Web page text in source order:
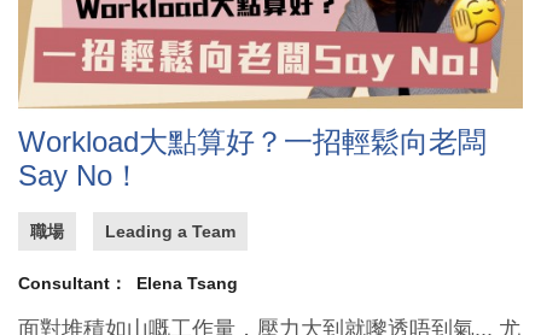
Workload大點算好？一招輕鬆向老闆
Say No！
職場 Leading a Team
Consultant： Elena Tsang
面對堆積如山嘅工作量，壓力大到就嚟透唔到氣... 尤